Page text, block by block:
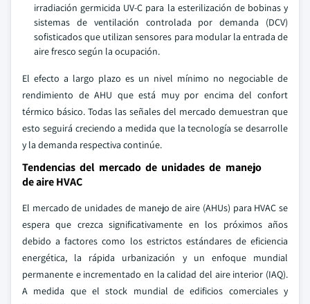
irradiación germicida UV-C para la esterilización de bobinas y
sistemas de ventilación controlada por demanda (DCV)
sofisticados que utilizan sensores para modular la entrada de
aire fresco según la ocupación.
El efecto a largo plazo es un nivel mínimo no negociable de
rendimiento de AHU que está muy por encima del confort
térmico básico. Todas las señales del mercado demuestran que
esto seguirá creciendo a medida que la tecnología se desarrolle
y la demanda respectiva continúe.
Tendencias del mercado de unidades de manejo
de aire HVAC
El mercado de unidades de manejo de aire (AHUs) para HVAC se
espera que crezca significativamente en los próximos años
debido a factores como los estrictos estándares de eficiencia
energética, la rápida urbanización y un enfoque mundial
permanente e incrementado en la calidad del aire interior (IAQ).
A medida que el stock mundial de edificios comerciales y